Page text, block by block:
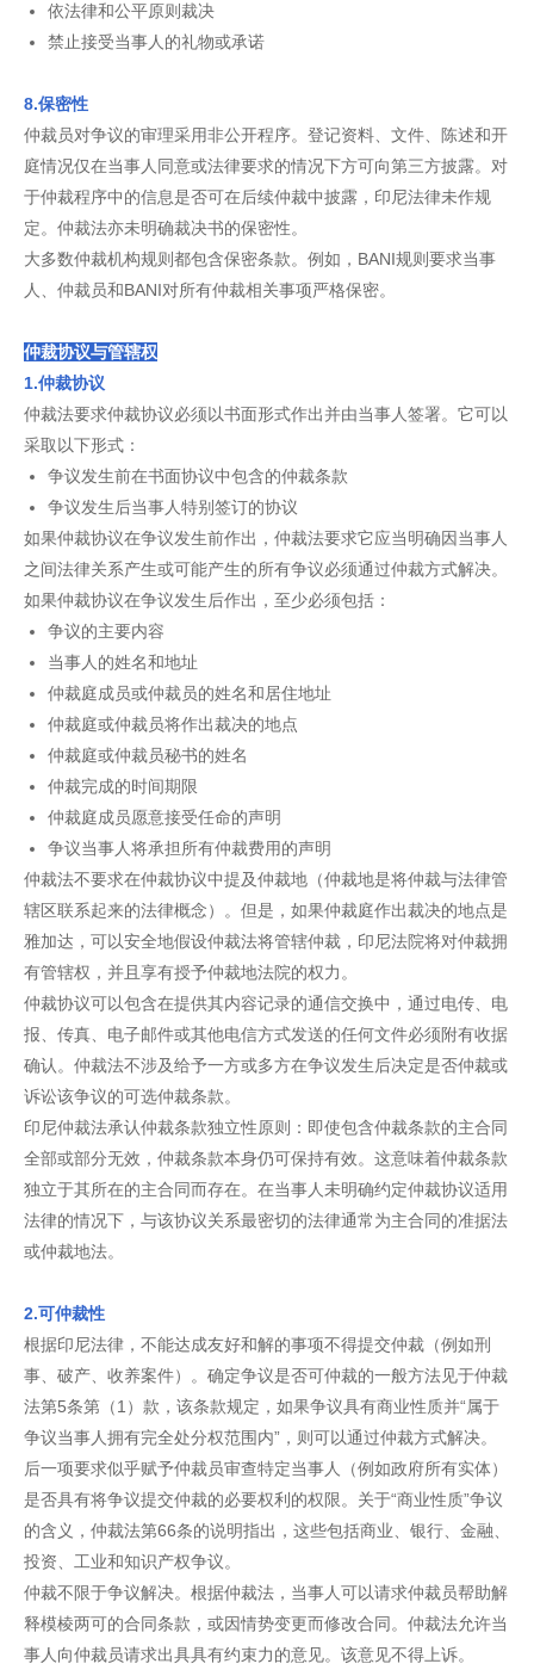
依法律和公平原则裁决
禁止接受当事人的礼物或承诺
8.保密性
仲裁员对争议的审理采用非公开程序。登记资料、文件、陈述和开
庭情况仅在当事人同意或法律要求的情况下方可向第三方披露。对
于仲裁程序中的信息是否可在后续仲裁中披露，印尼法律未作规
定。仲裁法亦未明确裁决书的保密性。
大多数仲裁机构规则都包含保密条款。例如，BANI规则要求当事
人、仲裁员和BANI对所有仲裁相关事项严格保密。
仲裁协议与管辖权
1.仲裁协议
仲裁法要求仲裁协议必须以书面形式作出并由当事人签署。它可以
采取以下形式：
争议发生前在书面协议中包含的仲裁条款
争议发生后当事人特别签订的协议
如果仲裁协议在争议发生前作出，仲裁法要求它应当明确因当事人
之间法律关系产生或可能产生的所有争议必须通过仲裁方式解决。
如果仲裁协议在争议发生后作出，至少必须包括：
争议的主要内容
当事人的姓名和地址
仲裁庭成员或仲裁员的姓名和居住地址
仲裁庭或仲裁员将作出裁决的地点
仲裁庭或仲裁员秘书的姓名
仲裁完成的时间期限
仲裁庭成员愿意接受任命的声明
争议当事人将承担所有仲裁费用的声明
仲裁法不要求在仲裁协议中提及仲裁地（仲裁地是将仲裁与法律管
辖区联系起来的法律概念）。但是，如果仲裁庭作出裁决的地点是
雅加达，可以安全地假设仲裁法将管辖仲裁，印尼法院将对仲裁拥
有管辖权，并且享有授予仲裁地法院的权力。
仲裁协议可以包含在提供其内容记录的通信交换中，通过电传、电
报、传真、电子邮件或其他电信方式发送的任何文件必须附有收据
确认。仲裁法不涉及给予一方或多方在争议发生后决定是否仲裁或
诉讼该争议的可选仲裁条款。
印尼仲裁法承认仲裁条款独立性原则：即使包含仲裁条款的主合同
全部或部分无效，仲裁条款本身仍可保持有效。这意味着仲裁条款
独立于其所在的主合同而存在。在当事人未明确约定仲裁协议适用
法律的情况下，与该协议关系最密切的法律通常为主合同的准据法
或仲裁地法。
2.可仲裁性
根据印尼法律，不能达成友好和解的事项不得提交仲裁（例如刑
事、破产、收养案件）。确定争议是否可仲裁的一般方法见于仲裁
法第5条第（1）款，该条款规定，如果争议具有商业性质并“属于
争议当事人拥有完全处分权范围内”，则可以通过仲裁方式解决。
后一项要求似乎赋予仲裁员审查特定当事人（例如政府所有实体）
是否具有将争议提交仲裁的必要权利的权限。关于“商业性质”争议
的含义，仲裁法第66条的说明指出，这些包括商业、银行、金融、
投资、工业和知识产权争议。
仲裁不限于争议解决。根据仲裁法，当事人可以请求仲裁员帮助解
释模棱两可的合同条款，或因情势变更而修改合同。仲裁法允许当
事人向仲裁员请求出具具有约束力的意见。该意见不得上诉。